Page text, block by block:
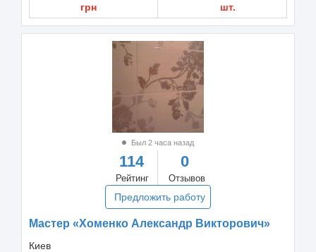
грн шт.
Был 2 часа назад
114
Рейтинг
0
Отзывов
Предложить работу
Мастер «Хоменко Александр Викторович»
Киев